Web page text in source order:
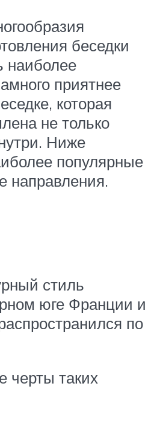
беседки
наиболее
приятнее
которая
не только
Ниже
популярные
направления.
стиль
юге Франции и
по
черты таких